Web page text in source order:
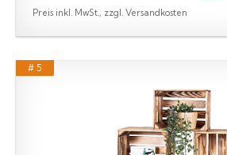
Preis inkl. MwSt., zzgl. Versandkosten
# 5